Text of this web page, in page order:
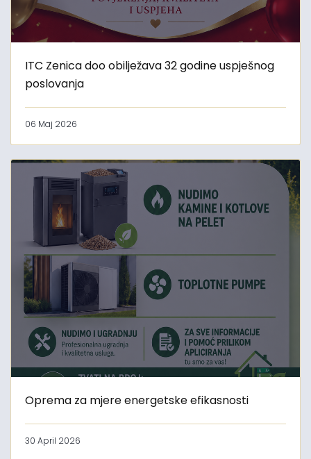
ITC Zenica doo obilježava 32 godine uspješnog
poslovanja
06 Maj 2026
Oprema za mjere energetske efikasnosti
30 April 2026